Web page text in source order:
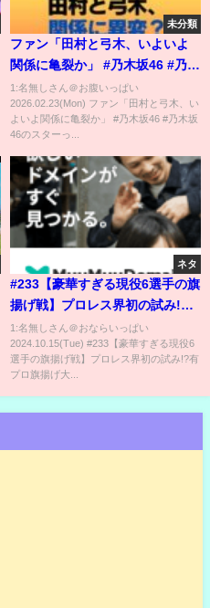
未分類
ファン「田村と弓木、いよいよ
関係に亀裂か」 #乃木坂46 #乃木
坂46のスター
1:名無しさん＠お腹いっぱい
2026.02.23(Mon) ファン「田村と弓木、い
よいよ関係に亀裂か」 #乃木坂46 #乃木坂
46のスターっ...
ネタ
#233【豪華すぎる現役6選手の旗
揚げ戦】プロレス界初の試み!?
有プロ旗揚げ大会カード発表
【有田オーナーの野望】
1:名無しさん＠おならいっぱい
2024.10.15(Tue) #233【豪華すぎる現役6
選手の旗揚げ戦】プロレス界初の試み!?有
プロ旗揚げ大...